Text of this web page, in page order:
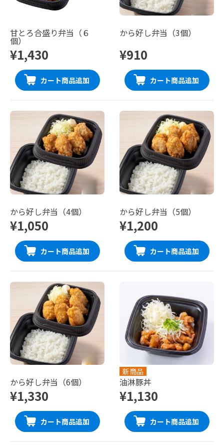
甘とろ合盛り弁当（６
個）
¥1,430
カート商品追加
から好し弁当（3個）
¥910
カート商品追加
から好し弁当（4個）
¥1,050
カート商品追加
から好し弁当（5個）
¥1,200
カート商品追加
から好し弁当（6個）
¥1,330
カート商品追加
新商品
油淋豚丼
¥1,130
カート商品追加